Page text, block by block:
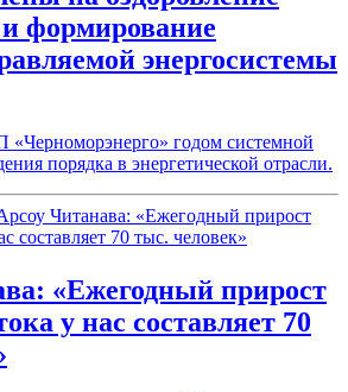
формирование
энергосистемы
«Черноморэнерго» годом системной
порядка в энергетической отрасли.
«Ежегодный прирост
у нас составляет 70